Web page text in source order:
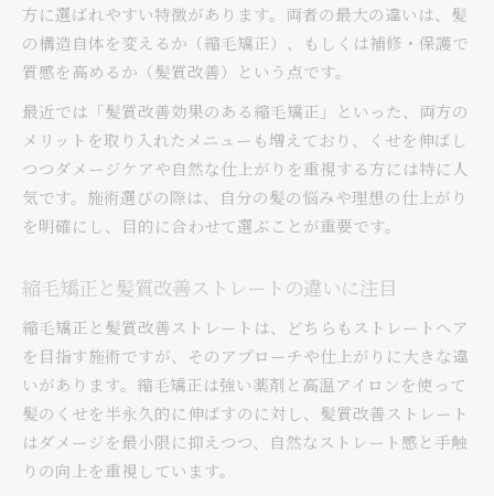
方に選ばれやすい特徴があります。両者の最大の違いは、髪
の構造自体を変えるか（縮毛矯正）、もしくは補修・保護で
質感を高めるか（髪質改善）という点です。
最近では「髪質改善効果のある縮毛矯正」といった、両方の
メリットを取り入れたメニューも増えており、くせを伸ばし
つつダメージケアや自然な仕上がりを重視する方には特に人
気です。施術選びの際は、自分の髪の悩みや理想の仕上がり
を明確にし、目的に合わせて選ぶことが重要です。
縮毛矯正と髪質改善ストレートの違いに注目
縮毛矯正と髪質改善ストレートは、どちらもストレートヘア
を目指す施術ですが、そのアプローチや仕上がりに大きな違
いがあります。縮毛矯正は強い薬剤と高温アイロンを使って
髪のくせを半永久的に伸ばすのに対し、髪質改善ストレート
はダメージを最小限に抑えつつ、自然なストレート感と手触
りの向上を重視しています。